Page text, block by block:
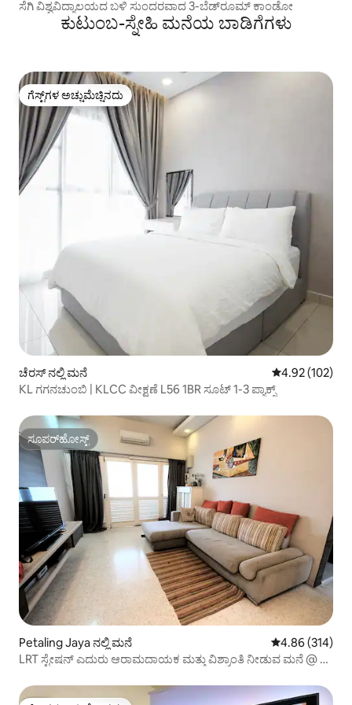
ಸೆಗಿ ವಿಶ್ವವಿದ್ಯಾಲಯದ ಬಳಿ ಸುಂದರವಾದ 3-ಬೆಡ್‌ರೂಮ್ ಕಾಂಡೋ
ಕುಟುಂಬ-ಸ್ನೇಹಿ ಮನೆಯ ಬಾಡಿಗೆಗಳು
ಗೆಸ್ಟ್‌ಗಳ ಅಚ್ಚುಮೆಚ್ಚಿನದು
ಗೆಸ್ಟ್‌ಗಳ ಅಚ್ಚುಮೆಚ್ಚಿನದು
ಚೆರಸ್ ನಲ್ಲಿ ಮನೆ 5 ರಲ್ಲಿ 4.92
4.92 (102)
KL ಗಗನಚುಂಬಿ | KLCC ವೀಕ್ಷಣೆ L56 1BR ಸೂಟ್ 1-3 ಪ್ಯಾಕ್ಸ್
ಸೂಪರ್‌ಹೋಸ್ಟ್
ಸೂಪರ್‌ಹೋಸ್ಟ್
Petaling Jaya ನಲ್ಲಿ ಮನೆ 5 ರಲ್ಲಿ 4.86
4.86 (314)
LRT ಸ್ಟೇಷನ್ ಎದುರು ಆರಾಮದಾಯಕ ಮತ್ತು ವಿಶ್ರಾಂತಿ ನೀಡುವ ಮನೆ @ PJ